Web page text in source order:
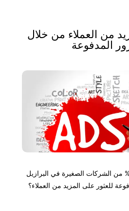
من العملاء من خلال
المدفوعة
تعلم أن أكثر من 70% من الشركات الصغيرة في البرازيل
للعثور على المزيد من العملاء؟